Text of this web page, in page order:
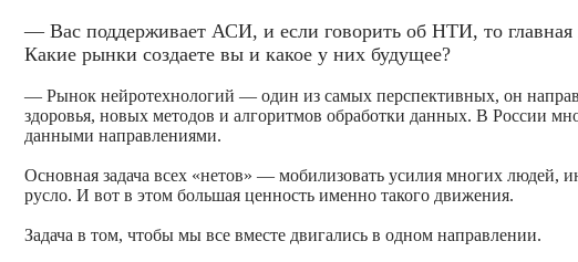
— Вас поддерживает АСИ, и если говорить об НТИ, то
Какие рынки создаете вы и какое у них будущее?
— Рынок нейротехнологий — один из самых перспективных, он
здоровья, новых методов и алгоритмов обработки данных. В России
данными направлениями.
Основная задача всех «нетов» — мобилизовать усилия многих людей,
русло. И вот в этом большая ценность именно такого движения.
Задача в том, чтобы мы все вместе двигались в одном направлении.